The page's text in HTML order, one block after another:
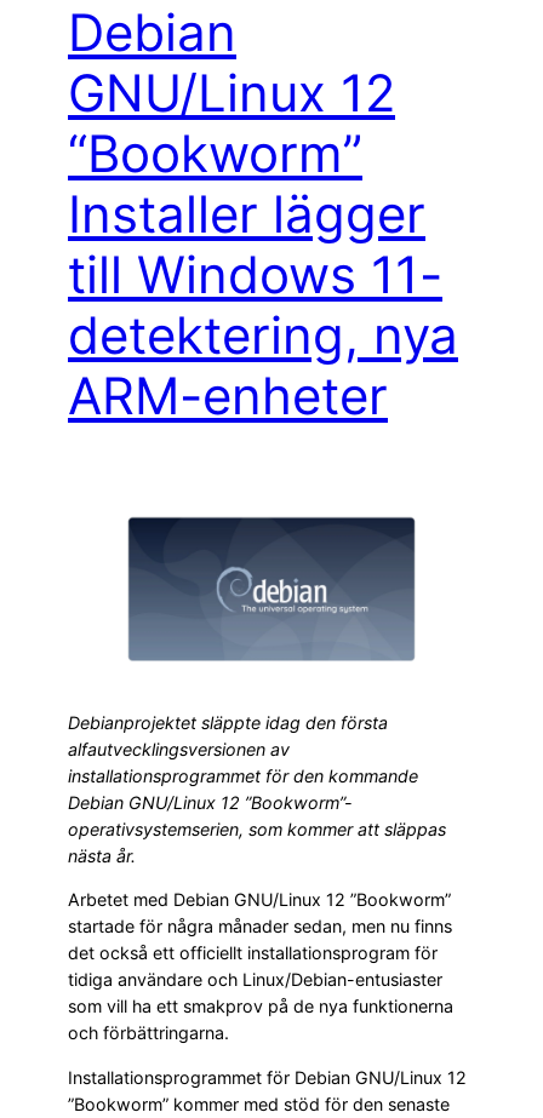
Debian
GNU/Linux 12
“Bookworm”
Installer lägger
till Windows 11-
detektering, nya
ARM-enheter
Debianprojektet släppte idag den första
alfautvecklingsversionen av
installationsprogrammet för den kommande
Debian GNU/Linux 12 ”Bookworm”-
operativsystemserien, som kommer att släppas
nästa år.
Arbetet med Debian GNU/Linux 12 ”Bookworm”
startade för några månader sedan, men nu finns
det också ett officiellt installationsprogram för
tidiga användare och Linux/Debian-entusiaster
som vill ha ett smakprov på de nya funktionerna
och förbättringarna.
Installationsprogrammet för Debian GNU/Linux 12
”Bookworm” kommer med stöd för den senaste